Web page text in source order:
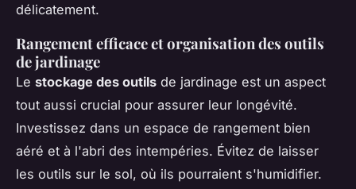
délicatement.
Rangement efficace et organisation des outils
de jardinage
Le stockage des outils de jardinage est un aspect
tout aussi crucial pour assurer leur longévité.
Investissez dans un espace de rangement bien
aéré et à l'abri des intempéries. Évitez de laisser
les outils sur le sol, où ils pourraient s'humidifier.